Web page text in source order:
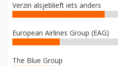
Verzin alsjeblieft iets anders
European Airlines Group (EAG)
The Blue Group